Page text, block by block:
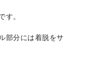
。
部分には着脱をサ